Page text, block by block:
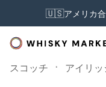
🇺🇸アメリカ
スコッチ アイリッ